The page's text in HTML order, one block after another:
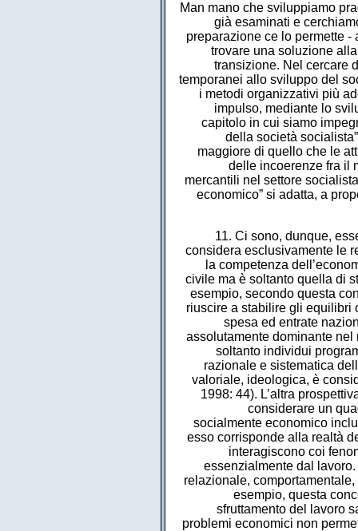
Man mano che sviluppiamo
già esaminati e
preparazione ce lo permette
trovare una soluzione
transizione. Nel cercare
temporanei allo sviluppo del
i metodi organizzativi più
impulso, mediante lo
capitolo in cui siamo
della società
maggiore di quello che le
delle incoerenze fra il
mercantili nel settore
economico” si adatta, a
11. Ci sono, dunque,
considera esclusivamente le
la competenza
civile ma è soltanto quella di
esempio, secondo questa
riuscire a stabilire gli equilibri
spesa ed entrate
assolutamente dominante
soltanto individui
razionale e sistematica
valoriale, ideologica, è
1998: 44). L’altra
considerare un
socialmente economico
esso corrisponde alla realtà
interagiscono coi
essenzialmente dal
relazionale,
esempio, questa
sfruttamento del lavoro
problemi economici non